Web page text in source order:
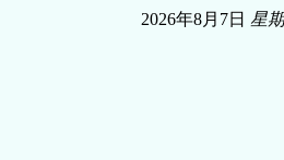
2026年8月7日 星